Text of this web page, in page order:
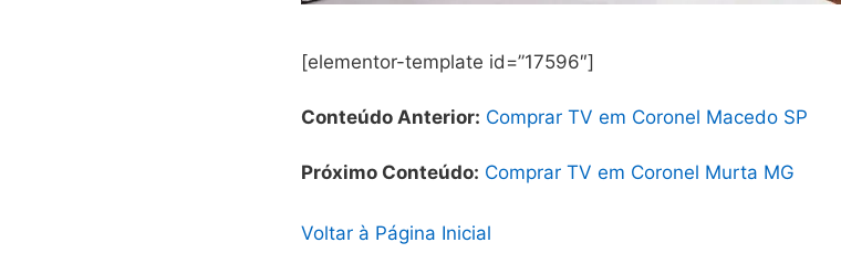
[elementor-template id=”17596″]
Conteúdo Anterior: Comprar TV em Coronel Macedo SP
Próximo Conteúdo: Comprar TV em Coronel Murta MG
Voltar à Página Inicial